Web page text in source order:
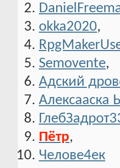
okka2020,
Semovente,
Адский
Алексааска
Пётр,
Челове4ек